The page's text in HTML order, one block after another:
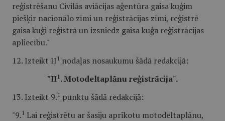
reģistrēšanu Civilās aviācijas aģentūra gaisa kuģim
piešķir nacionālo zīmi un reģistrācijas zīmi, reģistrē
gaisa kuģi reģistrā un izsniedz gaisa kuģa reģistrācijas
apliecību."
12. Izteikt II 1 nodaļas nosaukumu šādā redakcijā:
"II1 . Motodeltaplānu reģistrācija".
13. Izteikt 9. 1 punktu šādā redakcijā:
"9. 1 Lai reģistrētu ar šasiju aprīkotu motodeltaplānu,